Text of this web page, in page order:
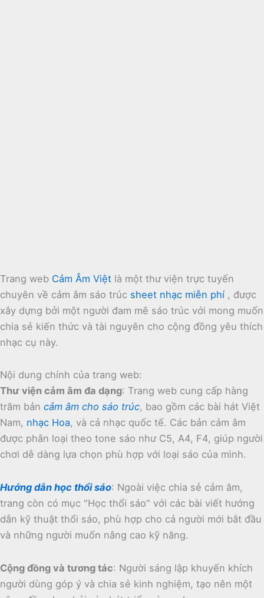
Trang web Cảm Âm Việt là một thư viện trực tuyến
chuyên về cảm âm sáo trúc sheet nhạc miễn phí , được
xây dựng bởi một người đam mê sáo trúc với mong muốn
chia sẻ kiến thức và tài nguyên cho cộng đồng yêu thích
nhạc cụ này.
Nội dung chính của trang web:
Thư viện cảm âm đa dạng: Trang web cung cấp hàng
trăm bản cảm âm cho sáo trúc, bao gồm các bài hát Việt
Nam, nhạc Hoa, và cả nhạc quốc tế. Các bản cảm âm
được phân loại theo tone sáo như C5, A4, F4, giúp người
chơi dễ dàng lựa chọn phù hợp với loại sáo của mình.
Hướng dẫn học thổi sáo: Ngoài việc chia sẻ cảm âm,
trang còn có mục "Học thổi sáo" với các bài viết hướng
dẫn kỹ thuật thổi sáo, phù hợp cho cả người mới bắt đầu
và những người muốn nâng cao kỹ năng.
Cộng đồng và tương tác: Người sáng lập khuyến khích
người dùng góp ý và chia sẻ kinh nghiệm, tạo nên một